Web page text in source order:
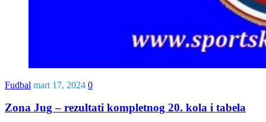
Fudbal mart 17, 2024 0
Zona Jug – rezultati kompletnog 20. kola i tabela